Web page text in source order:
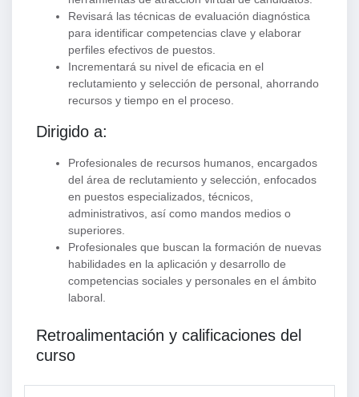
Revisará las técnicas de evaluación diagnóstica
para identificar competencias clave y elaborar
perfiles efectivos de puestos.
Incrementará su nivel de eficacia en el
reclutamiento y selección de personal, ahorrando
recursos y tiempo en el proceso.
Dirigido a:
Profesionales de recursos humanos, encargados
del área de reclutamiento y selección, enfocados
en puestos especializados, técnicos,
administrativos, así como mandos medios o
superiores.
Profesionales que buscan la formación de nuevas
habilidades en la aplicación y desarrollo de
competencias sociales y personales en el ámbito
laboral.
Retroalimentación y calificaciones del
curso